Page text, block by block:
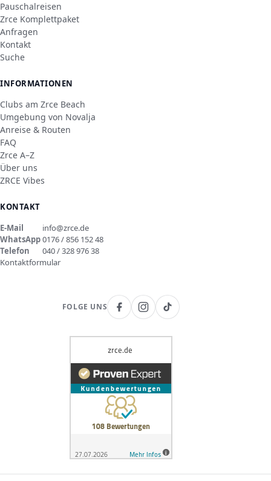
Pauschalreisen
Zrce Komplettpaket
Anfragen
Kontakt
Suche
INFORMATIONEN
Clubs am Zrce Beach
Umgebung von Novalja
Anreise & Routen
FAQ
Zrce A–Z
Über uns
ZRCE Vibes
KONTAKT
E-Mail
info@zrce.de
WhatsApp0176 / 856 152 48
Telefon
040 / 328 976 38
Kontaktformular
FOLGE UNS